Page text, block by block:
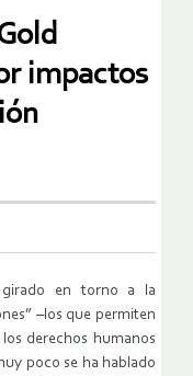
impactos
girado en torno a la
–los que permiten
derechos humanos
poco se ha hablado